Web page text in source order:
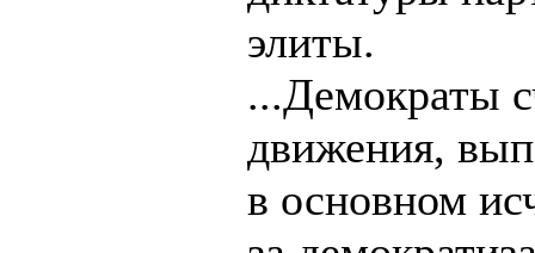
элиты.
...Демократы
движения,
в основном